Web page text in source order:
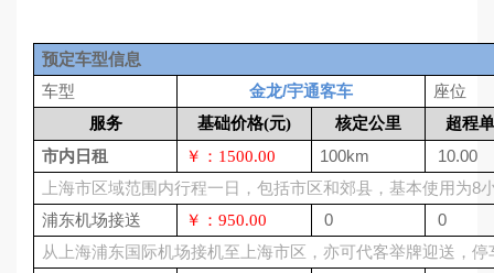
预定车型信息
车型
金龙/宇通客车
座位
服务
基础价格(元) 核定公里
超程
市内日租
￥：1500.00 100km 10.00
上海市区域范围内行程一日，包括市区和郊县，基本使用为8
浦东机场接送
￥：950.00 0 0
从上海浦东国际机场接机至上海市区，亦可代客举牌迎送，停